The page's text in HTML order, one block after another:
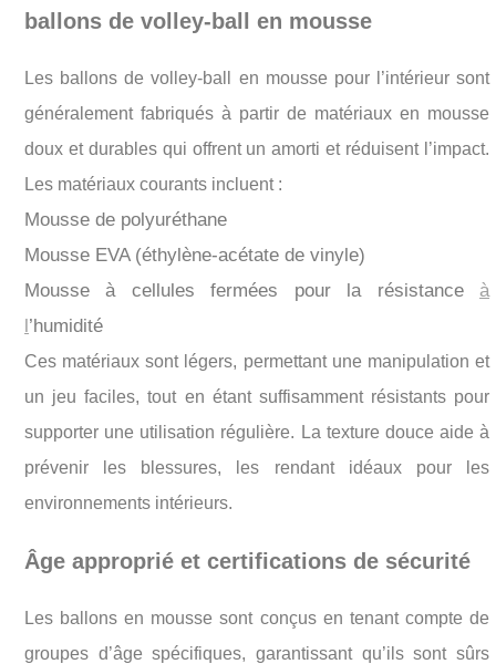
ballons de volley-ball en mousse
Les ballons de volley-ball en mousse pour l’intérieur sont
généralement fabriqués à partir de matériaux en mousse
doux et durables qui offrent un amorti et réduisent l’impact.
Les matériaux courants incluent :
Mousse de polyuréthane
Mousse EVA (éthylène-acétate de vinyle)
Mousse à cellules fermées pour la résistance à
l’humidité
Ces matériaux sont légers, permettant une manipulation et
un jeu faciles, tout en étant suffisamment résistants pour
supporter une utilisation régulière. La texture douce aide à
prévenir les blessures, les rendant idéaux pour les
environnements intérieurs.
Âge approprié et certifications de sécurité
Les ballons en mousse sont conçus en tenant compte de
groupes d’âge spécifiques, garantissant qu’ils sont sûrs